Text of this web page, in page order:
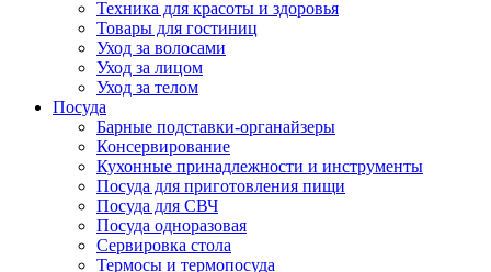
Техника для красоты и здоровья
Товары для гостиниц
Уход за волосами
Уход за лицом
Уход за телом
Посуда
Барные подставки-органайзеры
Консервирование
Кухонные принадлежности и инструменты
Посуда для приготовления пищи
Посуда для СВЧ
Посуда одноразовая
Сервировка стола
Термосы и термопосуда